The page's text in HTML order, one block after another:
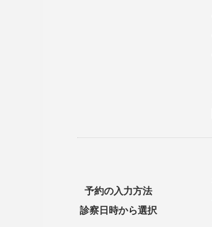
予約の入力方法
診察日時から選択